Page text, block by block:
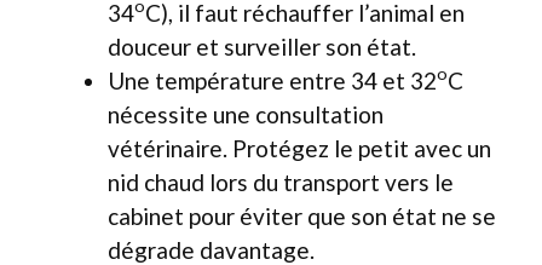
34oC), il faut réchauffer l’animal en
douceur et surveiller son état.
Une température entre 34 et 32oC
nécessite une consultation
vétérinaire. Protégez le petit avec un
nid chaud lors du transport vers le
cabinet pour éviter que son état ne se
dégrade davantage.